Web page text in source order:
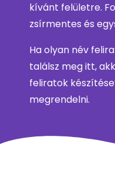
kívánt felületre.
zsírmentes és
Ha olyan név
találsz meg itt,
feliratok
megrendelni.